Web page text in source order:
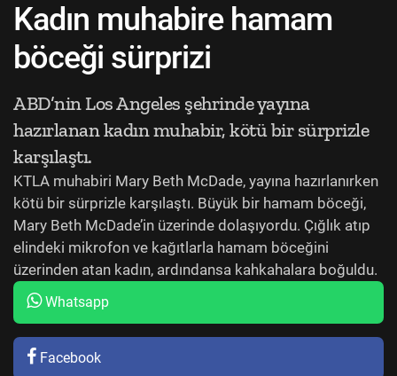
Kadın muhabire hamam
böceği sürprizi
ABD’nin Los Angeles şehrinde yayına
hazırlanan kadın muhabir, kötü bir sürprizle
karşılaştı.
KTLA muhabiri Mary Beth McDade, yayına hazırlanırken
kötü bir sürprizle karşılaştı. Büyük bir hamam böceği,
Mary Beth McDade’in üzerinde dolaşıyordu. Çığlık atıp
elindeki mikrofon ve kağıtlarla hamam böceğini
üzerinden atan kadın, ardındansa kahkahalara boğuldu.
Whatsapp
Facebook